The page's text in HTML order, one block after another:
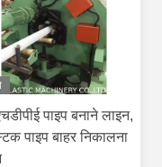
पाइप बनाने लाइन,
पाइप बाहर निकालना